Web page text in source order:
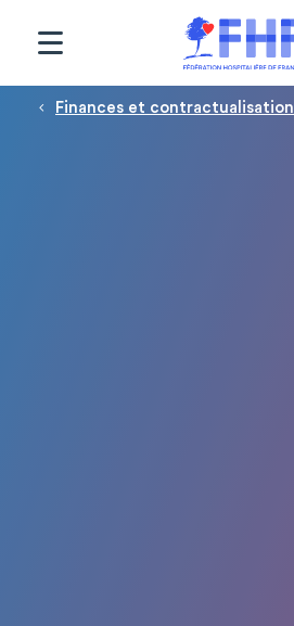
Fil d'Ariane
Finances et contractualisation
Panneau de gestion des cookies